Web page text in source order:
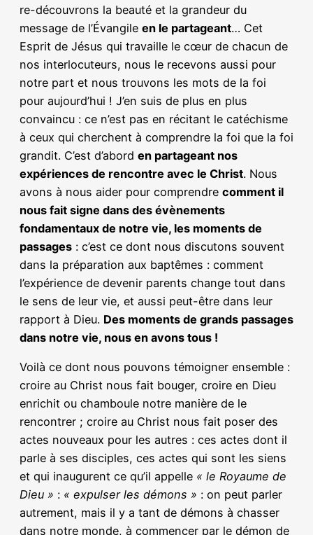
re-découvrons la beauté et la grandeur du
message de l’Évangile en le partageant… Cet
Esprit de Jésus qui travaille le cœur de chacun de
nos interlocuteurs, nous le recevons aussi pour
notre part et nous trouvons les mots de la foi
pour aujourd’hui ! J’en suis de plus en plus
convaincu : ce n’est pas en récitant le catéchisme
à ceux qui cherchent à comprendre la foi que la foi
grandit. C’est d’abord en partageant nos
expériences de rencontre avec le Christ. Nous
avons à nous aider pour comprendre comment il
nous fait signe dans des évènements
fondamentaux de notre vie, les moments de
passages : c’est ce dont nous discutons souvent
dans la préparation aux baptêmes : comment
l’expérience de devenir parents change tout dans
le sens de leur vie, et aussi peut-être dans leur
rapport à Dieu. Des moments de grands passages
dans notre vie, nous en avons tous !
Voilà ce dont nous pouvons témoigner ensemble :
croire au Christ nous fait bouger, croire en Dieu
enrichit ou chamboule notre manière de le
rencontrer ; croire au Christ nous fait poser des
actes nouveaux pour les autres : ces actes dont il
parle à ses disciples, ces actes qui sont les siens
et qui inaugurent ce qu’il appelle « le Royaume de
Dieu » : « expulser les démons » : on peut parler
autrement, mais il y a tant de démons à chasser
dans notre monde, à commencer par le démon de